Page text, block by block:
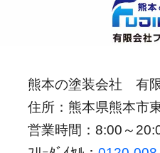
熊本の塗装会社 有
住所：熊本県熊本市
営業時間：8:00～